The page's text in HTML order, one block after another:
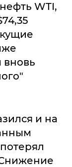
WTI,
и на
Снижение